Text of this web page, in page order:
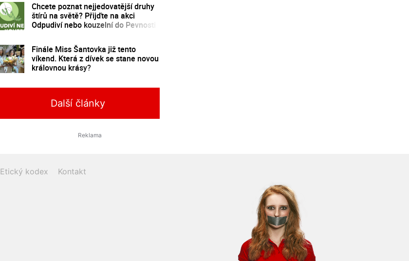
Chcete poznat nejjedovatější druhy
štírů na světě? Přijďte na akci
Odpudiví nebo kouzelní do Pevnosti
Finále Miss Šantovka již tento
víkend. Která z dívek se stane novou
královnou krásy?
Další články
Etický kodex Kontakt